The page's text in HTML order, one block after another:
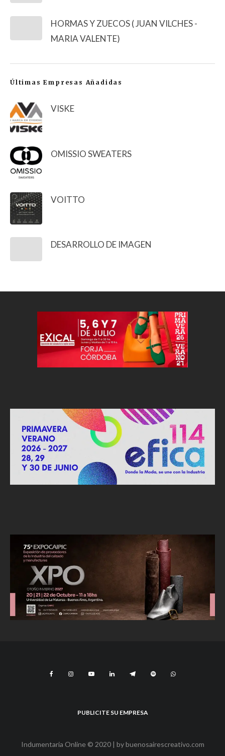
HORMAS Y ZUECOS ( JUAN VILCHES -
MARIA VALENTE)
Últimas Empresas Añadidas
VISKE
OMISSIO SWEATERS
VOITTO
DESARROLLO DE IMAGEN
PUBLICITE SU EMPRESA
Indumentaria Online © 2020 | bybuenosairescreativo.com